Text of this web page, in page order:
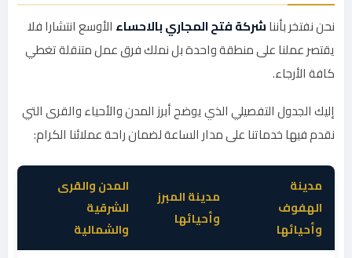
نحن نفتخر بأنناشركة فتح المجاري بالاحساء الأوسع انتشارا فلا
يقتصر عملنا على منطقة واحدة بل نملك فرق عمل متنقلة تغطي
كافة الأرجاء.
إليك الجدول التفصيلي الذي يوضح أبرز المدن والأحياء والقرى التي
نقدم فيها خدماتنا على مدار الساعة لضمان راحة عملائنا الكرام:
مدينة
الهفوف
وأحيائها
مدينة المبرز
وأحيائها
المدن والقرى
الشرقية
والشمالية